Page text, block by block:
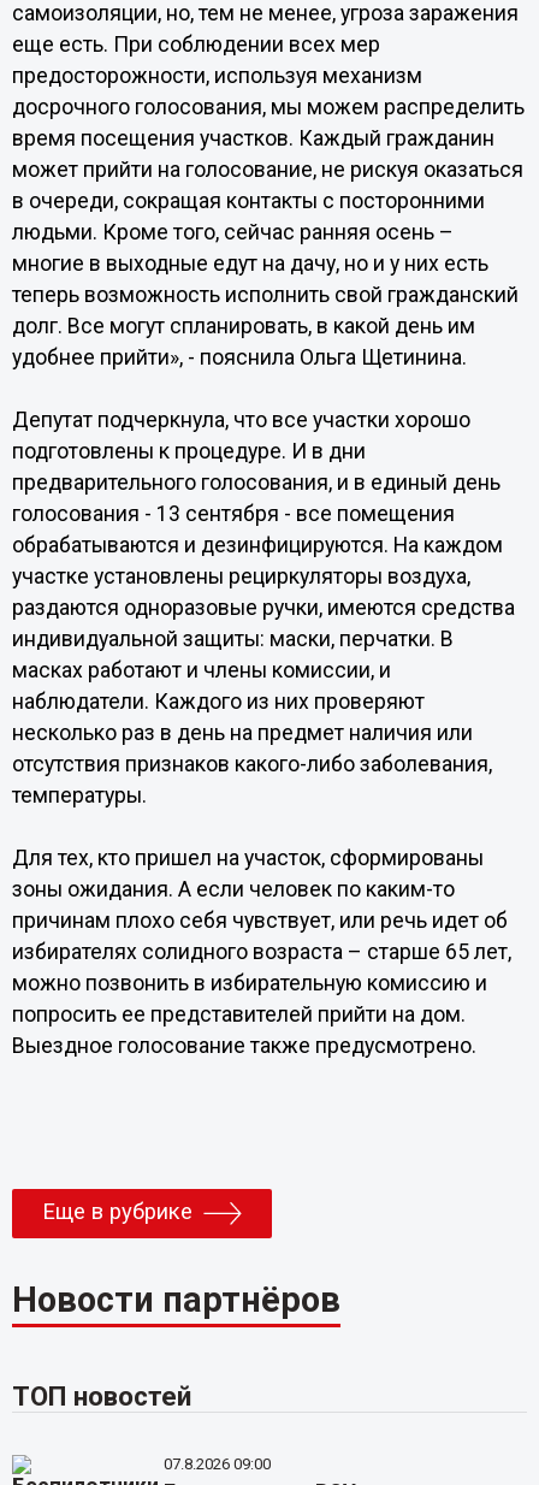
самоизоляции, но, тем не менее, угроза заражения
еще есть. При соблюдении всех мер
предосторожности, используя механизм
досрочного голосования, мы можем распределить
время посещения участков. Каждый гражданин
может прийти на голосование, не рискуя оказаться
в очереди, сокращая контакты с посторонними
людьми. Кроме того, сейчас ранняя осень –
многие в выходные едут на дачу, но и у них есть
теперь возможность исполнить свой гражданский
долг. Все могут спланировать, в какой день им
удобнее прийти», - пояснила Ольга Щетинина.
Депутат подчеркнула, что все участки хорошо
подготовлены к процедуре. И в дни
предварительного голосования, и в единый день
голосования - 13 сентября - все помещения
обрабатываются и дезинфицируются. На каждом
участке установлены рециркуляторы воздуха,
раздаются одноразовые ручки, имеются средства
индивидуальной защиты: маски, перчатки. В
масках работают и члены комиссии, и
наблюдатели. Каждого из них проверяют
несколько раз в день на предмет наличия или
отсутствия признаков какого-либо заболевания,
температуры.
Для тех, кто пришел на участок, сформированы
зоны ожидания. А если человек по каким-то
причинам плохо себя чувствует, или речь идет об
избирателях солидного возраста – старше 65 лет,
можно позвонить в избирательную комиссию и
попросить ее представителей прийти на дом.
Выездное голосование также предусмотрено.
Еще в рубрике
Новости партнёров
ТОП новостей
07.8.2026 09:00